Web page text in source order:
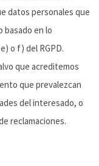
datos personales que
en lo
o f) del RGPD.
que acreditemos
que prevalezcan
del interesado, o
reclamaciones.